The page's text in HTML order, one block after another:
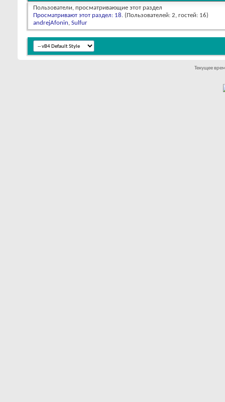
Пользователи, просматривающие этот раздел
Просматривают этот раздел: 18. (Пользователей: 2, гостей: 16)
andrejAfonin, Sulfur
Текущее